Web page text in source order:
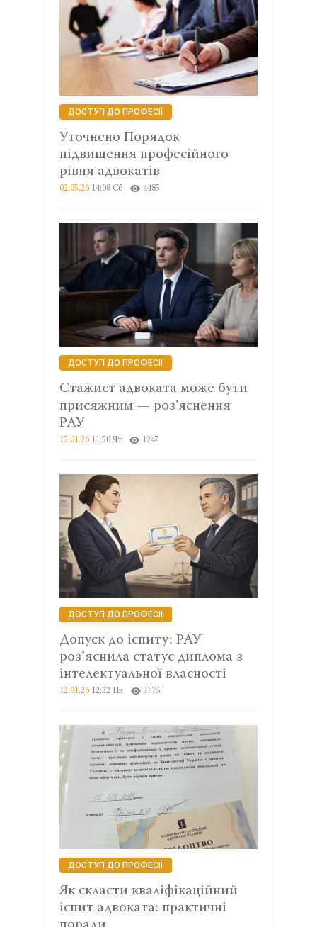
ДОСТУП ДО ПРОФЕСІЇ
Уточнено Порядок
підвищення професійного
рівня адвокатів
02.05.26 14:08 Сб 4485
ДОСТУП ДО ПРОФЕСІЇ
Стажист адвоката може бути
присяжним — розʼяснення
РАУ
15.01.26 11:50 Чт 1247
ДОСТУП ДО ПРОФЕСІЇ
Допуск до іспиту: РАУ
роз’яснила статус диплома з
інтелектуальної власності
12.01.26 12:32 Пн 1775
ДОСТУП ДО ПРОФЕСІЇ
Як скласти кваліфікаційний
іспит адвоката: практичні